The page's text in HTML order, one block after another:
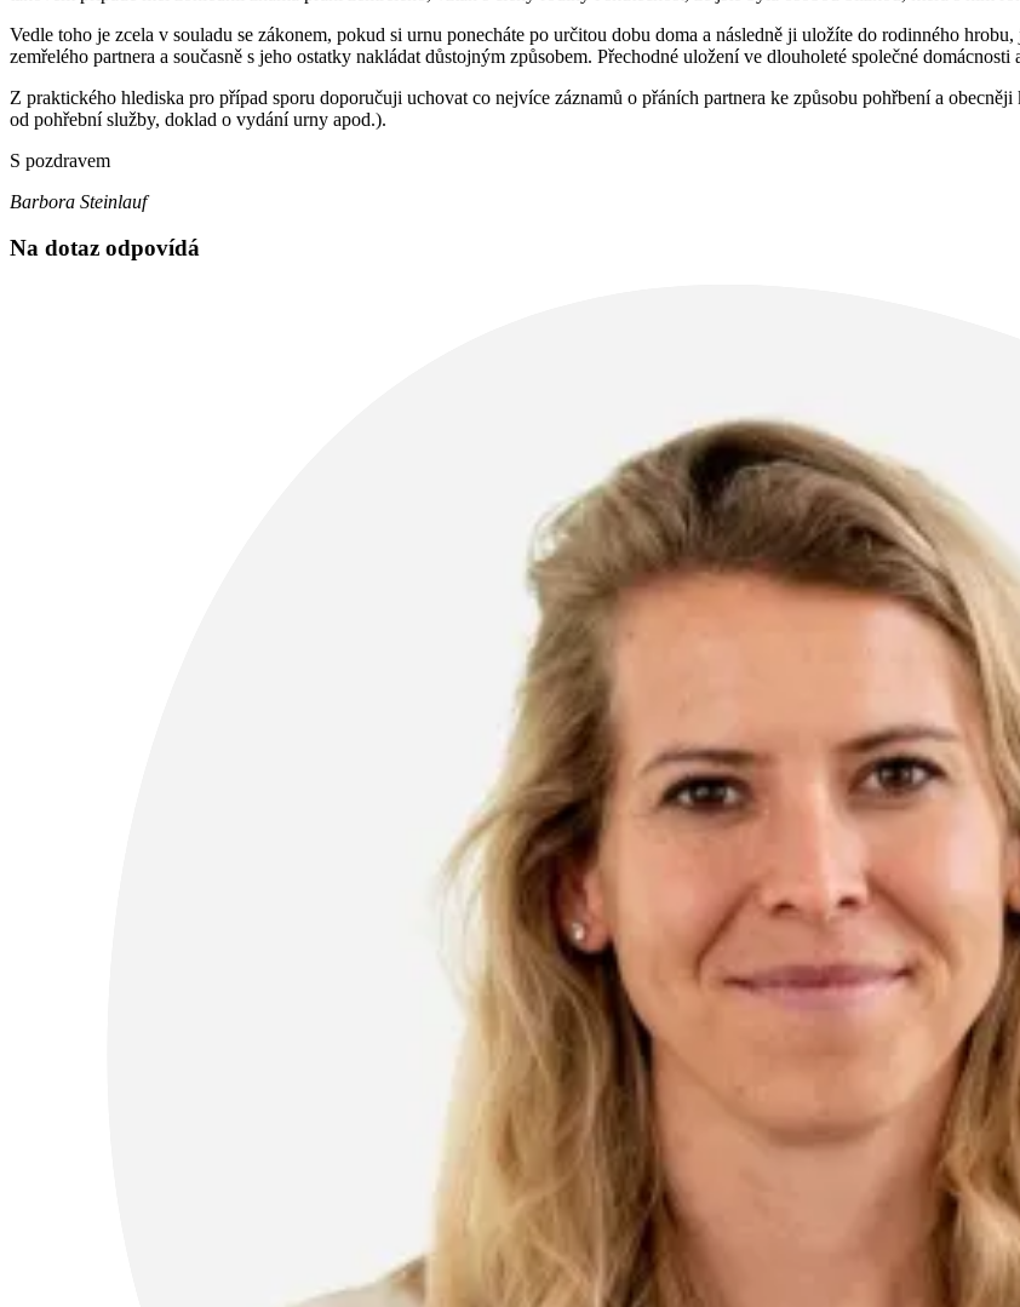
Vedle toho je zcela v souladu se zákonem, pokud si urnu ponecháte po určitou dobu doma a následně ji uložíte do rodinného
zemřelého partnera a současně s jeho ostatky nakládat důstojným způsobem. Přechodné uložení ve dlouholeté společné
Z praktického hlediska pro případ sporu doporučuji uchovat co nejvíce záznamů o přáních partnera ke způsobu pohřbení a
od pohřební služby, doklad o vydání urny apod.).
S pozdravem
Barbora Steinlauf
Na dotaz odpovídá